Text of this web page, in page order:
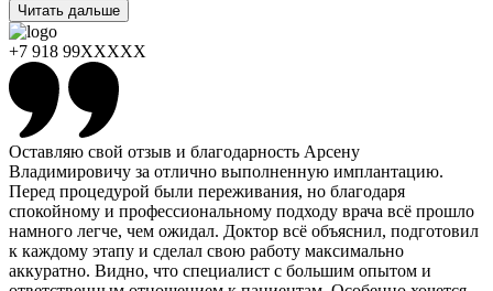
Читать дальше
+7 918 99XXXXX
Оставляю свой отзыв и благодарность Арсену
Владимировичу за отлично выполненную имплантацию.
Перед процедурой были переживания, но благодаря
спокойному и профессиональному подходу врача всё прошло
намного легче, чем ожидал. Доктор всё объяснил, подготовил
к каждому этапу и сделал свою работу максимально
аккуратно. Видно, что специалист с большим опытом и